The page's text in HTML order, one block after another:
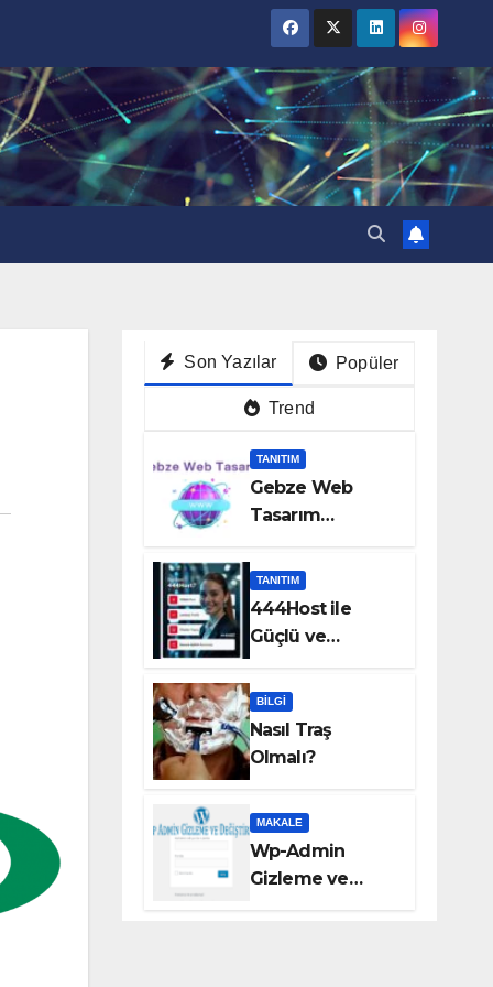
Son Yazılar Popüler
Trend
TANITIM
Gebze Web
Tasarım
Bilişim’de!
TANITIM
444Host ile
Güçlü ve
Güvenilir VDS
Sunucu
Çözümleri
BILGI
Nasıl Traş
Olmalı?
MAKALE
Wp-Admin
Gizleme ve